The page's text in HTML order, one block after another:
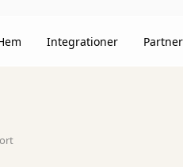
Integrationer